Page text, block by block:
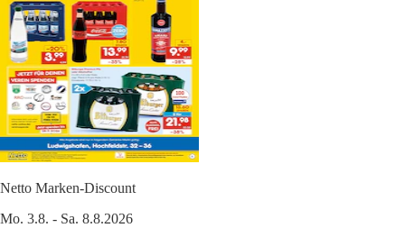
Netto Marken-Discount
Mo. 3.8. - Sa. 8.8.2026